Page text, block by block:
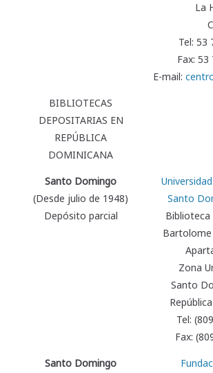
La
Tel: 53
Fax: 53
E-mail:
BIBLIOTECAS
DEPOSITARIAS EN
REPÚBLICA
DOMINICANA
Santo Domingo
(Desde julio de 1948)
Depósito parcial
Santo
Biblioteca
Bartolome
Zona
Santo
Tel:
Fax:
Santo Domingo